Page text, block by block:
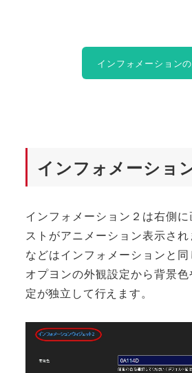
インフォメーション
インフォメーショ
インフォメーション２は右側
ストがアニメーション表示さ
などはインフォメーションと
オプヨンの外観設定から背景
定が独立して行えます。